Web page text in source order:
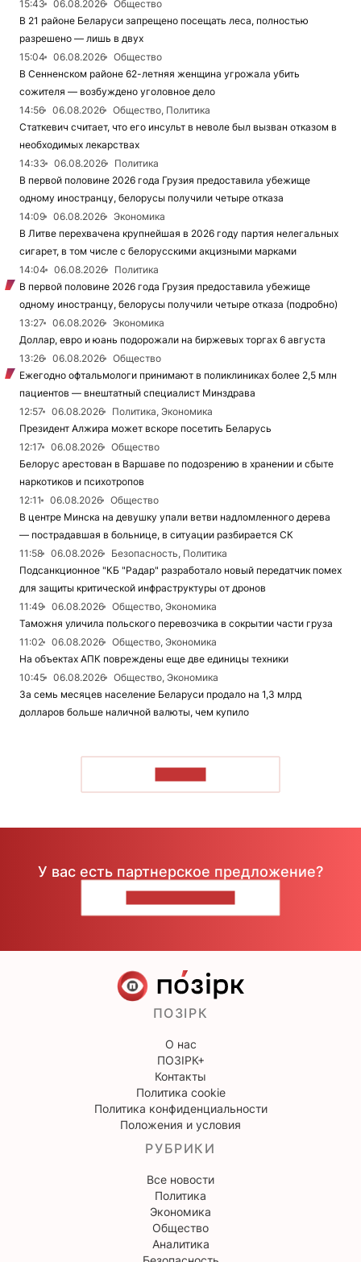
15:43
06.08.2026
Общество
В 21 районе Беларуси запрещено посещать леса, полностью
разрешено — лишь в двух
15:04
06.08.2026
Общество
В Сенненском районе 62-летняя женщина угрожала убить
сожителя — возбуждено уголовное дело
14:56
06.08.2026
Общество, Политика
Статкевич считает, что его инсульт в неволе был вызван отказом в
необходимых лекарствах
14:33
06.08.2026
Политика
В первой половине 2026 года Грузия предоставила убежище
одному иностранцу, белорусы получили четыре отказа
14:09
06.08.2026
Экономика
В Литве перехвачена крупнейшая в 2026 году партия нелегальных
сигарет, в том числе с белорусскими акцизными марками
14:04
06.08.2026
Политика
В первой половине 2026 года Грузия предоставила убежище
одному иностранцу, белорусы получили четыре отказа (подробно)
13:27
06.08.2026
Экономика
Доллар, евро и юань подорожали на биржевых торгах 6 августа
13:26
06.08.2026
Общество
Ежегодно офтальмологи принимают в поликлиниках более 2,5 млн
пациентов — внештатный специалист Минздрава
12:57
06.08.2026
Политика, Экономика
Президент Алжира может вскоре посетить Беларусь
12:17
06.08.2026
Общество
Белорус арестован в Варшаве по подозрению в хранении и сбыте
наркотиков и психотропов
12:11
06.08.2026
Общество
В центре Минска на девушку упали ветви надломленного дерева
— пострадавшая в больнице, в ситуации разбирается СК
11:58
06.08.2026
Безопасность, Политика
Подсанкционное "КБ "Радар" разработало новый передатчик помех
для защиты критической инфраструктуры от дронов
11:49
06.08.2026
Общество, Экономика
Таможня уличила польского перевозчика в сокрытии части груза
11:02
06.08.2026
Общество, Экономика
На объектах АПК повреждены еще две единицы техники
10:45
06.08.2026
Общество, Экономика
За семь месяцев население Беларуси продало на 1,3 млрд
долларов больше наличной валюты, чем купило
У вас есть партнерское предложение?
ПОЗІРК
О нас
ПОЗІРК+
Контакты
Политика cookie
Политика конфиденциальности
Положения и условия
РУБРИКИ
Все новости
Политика
Экономика
Общество
Аналитика